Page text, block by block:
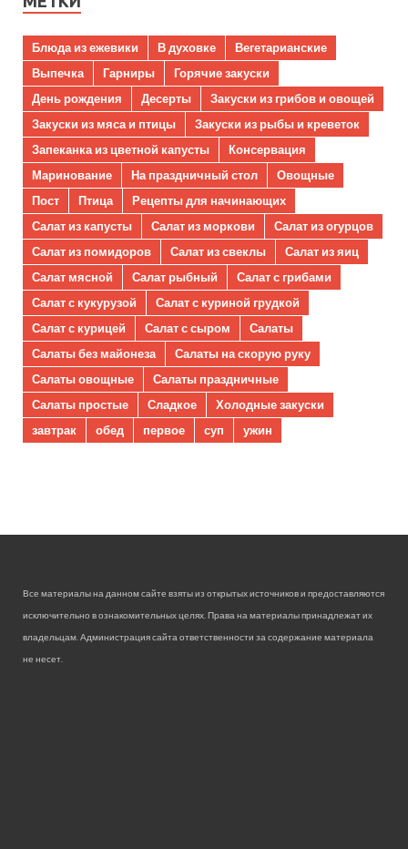
Блюда из ежевики В духовке
Вегетарианские
Выпечка
Гарниры
Горячие закуски
День рождения
Десерты
Закуски из грибов и овощей
Закуски из мяса и птицы
Закуски из рыбы и креветок
Запеканка из цветной капусты
Консервация
Маринование
На праздничный стол
Овощные
Пост
Птица
Рецепты для начинающих
Салат из капусты
Салат из моркови
Салат из огурцов
Салат из помидоров
Салат из свеклы
Салат из яиц
Салат мясной
Салат рыбный
Салат с грибами
Салат с кукурузой
Салат с куриной грудкой
Салат с курицей
Салат с сыром
Салаты
Салаты без майонеза
Салаты на скорую руку
Салаты овощные
Салаты праздничные
Салаты простые
Сладкое
Холодные закуски
завтрак
обед первое суп ужин
Все материалы на данном сайте взяты из открытых источников и предоставляются
исключительно в ознакомительных целях. Права на материалы принадлежат их
владельцам. Администрация сайта ответственности за содержание материала
не несет.